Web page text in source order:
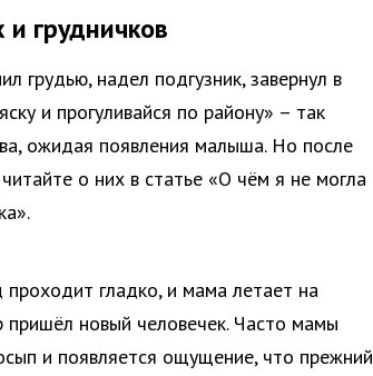
грудничков
грудью, надел подгузник, завернул в
и прогуливайся по району» – так
ожидая появления малыша. Но после
о них в статье «О чём я не могла
гладко, и мама летает на
пришёл новый человечек. Часто мамы
и появляется ощущение, что прежний